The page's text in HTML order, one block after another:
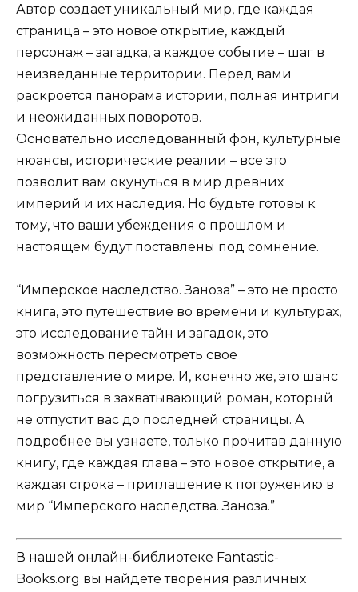
Автор создает уникальный мир, где каждая
страница – это новое открытие, каждый
персонаж – загадка, а каждое событие – шаг в
неизведанные территории. Перед вами
раскроется панорама истории, полная интриги
и неожиданных поворотов.
Основательно исследованный фон, культурные
нюансы, исторические реалии – все это
позволит вам окунуться в мир древних
империй и их наследия. Но будьте готовы к
тому, что ваши убеждения о прошлом и
настоящем будут поставлены под сомнение.
“Имперское наследство. Заноза” – это не просто
книга, это путешествие во времени и культурах,
это исследование тайн и загадок, это
возможность пересмотреть свое
представление о мире. И, конечно же, это шанс
погрузиться в захватывающий роман, который
не отпустит вас до последней страницы. А
подробнее вы узнаете, только прочитав данную
книгу, где каждая глава – это новое открытие, а
каждая строка – приглашение к погружению в
мир “Имперского наследства. Заноза.”
В нашей онлайн-библиотеке Fantastic-
Books.org вы найдете творения различных